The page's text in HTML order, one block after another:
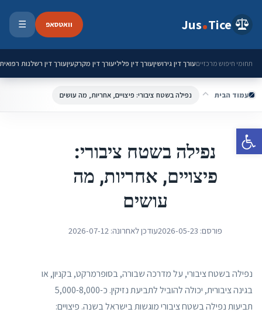
פתח סרגל נגישות
Jus Tice וואטסאפ ☰
תחומי חיפוש מרכזייםעורך דין גירושיןעורך דין פליליעורך דין מקרקעיןעורך דין רשלנות רפואית
עמוד הבית נפילה בשטח ציבורי: פיצויים, אחריות, מה עושים
נפילה בשטח ציבורי:
פיצויים, אחריות, מה
עושים
פורסם: 2026-05-23עודכן לאחרונה:2026-07-12
נפילה בשטח ציבורי, על מדרכה שבורה, בסופרמרקט, בקניון, או
בגינה ציבורית, יכולה להוביל לתביעת נזיקין. כ-5,000-8,000
תביעות נפילה בשטח ציבורי מוגשות בישראל בשנה. פיצויים: